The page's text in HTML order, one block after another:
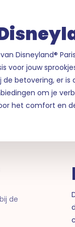
Disneyland®
voor jouw
betovering, er
om je
het comfort en
de